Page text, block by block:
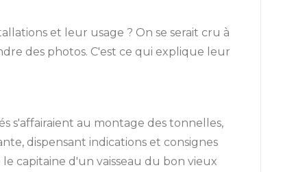
et leur usage ? On se serait cru à
des photos. C'est ce qui explique leur
s'affairaient au montage des tonnelles,
dispensant indications et consignes
capitaine d'un vaisseau du bon vieux